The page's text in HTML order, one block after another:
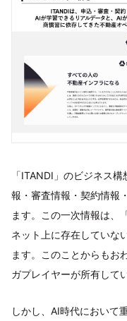
「ITANDI」のビジネス
報・審査情報・契約情報
ます。この一次情報は、
ネット上に存在していな
ます。このことからもお
ガプレイヤーが所有して
しかし、AI時代において